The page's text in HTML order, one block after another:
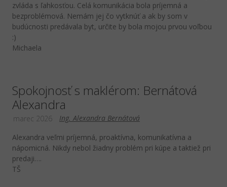
zvláda s ľahkosťou. Celá komunikácia bola príjemná a
bezproblémová. Nemám jej čo vytknúť a ak by som v
budúcnosti predávala byt, určite by bola mojou prvou voľbou
:)
Michaela
Spokojnosť s maklérom: Bernátová
Alexandra
Ing. Alexandra Bernátová
marec 2026
Alexandra veľmi príjemná, proaktívna, komunikatívna a
nápomicná. Nikdy nebol žiadny problém pri kúpe a taktiež pri
predaji….
TŠ